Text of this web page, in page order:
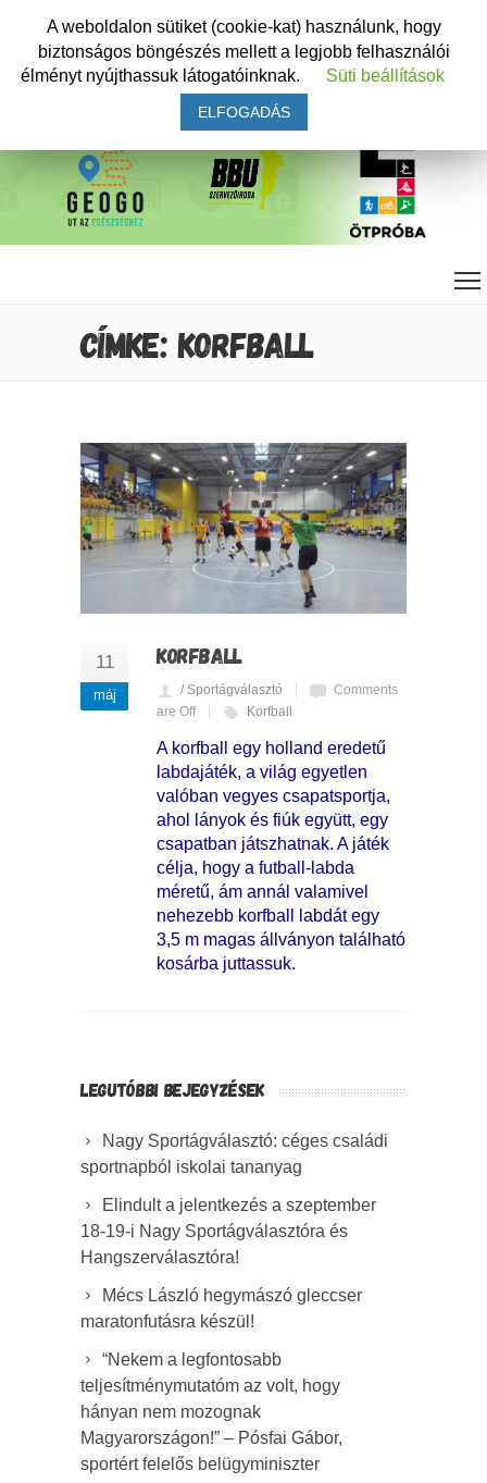
CÍMKE: KORFBALL
11
máj
KORFBALL
/ Sportágválasztó
Comments
are Off
Korfball
A korfball egy holland eredetű
labdajáték, a világ egyetlen
valóban vegyes csapatsportja,
ahol lányok és fiúk együtt, egy
csapatban játszhatnak. A játék
célja, hogy a futball-labda
méretű, ám annál valamivel
nehezebb korfball labdát egy
3,5 m magas állványon található
kosárba juttassuk.
LEGUTÓBBI BEJEGYZÉSEK
Nagy Sportágválasztó: céges családi
sportnapból iskolai tananyag
Elindult a jelentkezés a szeptember
18-19-i Nagy Sportágválasztóra és
Hangszerválasztóra!
Mécs László hegymászó gleccser
maratonfutásra készül!
“Nekem a legfontosabb
teljesítménymutatóm az volt, hogy
hányan nem mozognak
Magyarországon!” – Pósfai Gábor,
sportért felelős belügyminiszter
A weboldalon sütiket (cookie-kat) használunk, hogy
biztonságos böngészés mellett a legjobb felhasználói
élményt nyújthassuk látogatóinknak.
Süti beállítások
ELFOGADÁS